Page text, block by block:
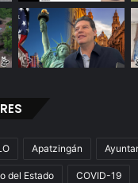
Apatzingán
del Estado COVID-19